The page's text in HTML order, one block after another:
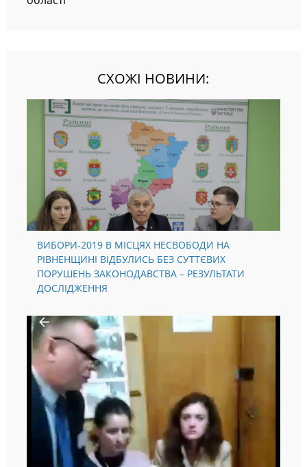
СХОЖІ НОВИНИ:
ВИБОРИ-2019 В МІСЦЯХ НЕСВОБОДИ НА
РІВНЕНЩИНІ ВІДБУЛИСЬ БЕЗ СУТТЄВИХ
ПОРУШЕНЬ ЗАКОНОДАВСТВА – РЕЗУЛЬТАТИ
ДОСЛІДЖЕННЯ